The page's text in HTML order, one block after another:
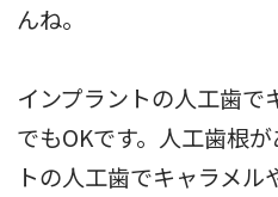
んね。
インプラントの人工歯で
でもOKです。人工歯根
トの人工歯でキャラメ